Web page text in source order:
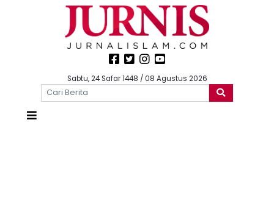
Sabtu, 24 Safar 1448 / 08 Agustus 2026